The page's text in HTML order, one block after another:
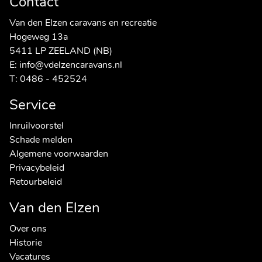
Van den Elzen caravans en recreatie
Hogeweg 13a
5411 LP ZEELAND (NB)
E: info@vdelzencaravans.nl
T: 0486 - 452524
Service
Inruilvoorstel
Schade melden
Algemene voorwaarden
Privacybeleid
Retourbeleid
Van den Elzen
Over ons
Historie
Vacatures